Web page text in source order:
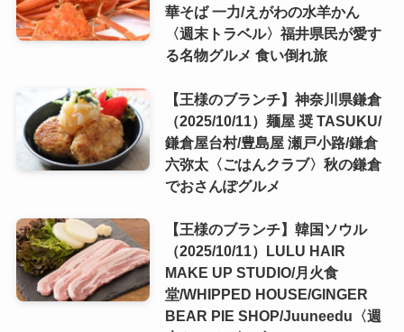
華そば 一力/えがわの水羊かん
〈週末トラベル〉福井県民が愛す
る名物グルメ 食い倒れ旅
【王様のブランチ】神奈川県鎌倉
（2025/10/11）麺屋 奨 TASUKU/
鎌倉屋台村/豊島屋 瀬戸小路/鎌倉
六弥太〈ごはんクラブ〉秋の鎌倉
でおさんぽグルメ
【王様のブランチ】韓国ソウル
（2025/10/11）LULU HAIR
MAKE UP STUDIO/月火食
堂/WHIPPED HOUSE/GINGER
BEAR PIE SHOP/Juuneedu〈週